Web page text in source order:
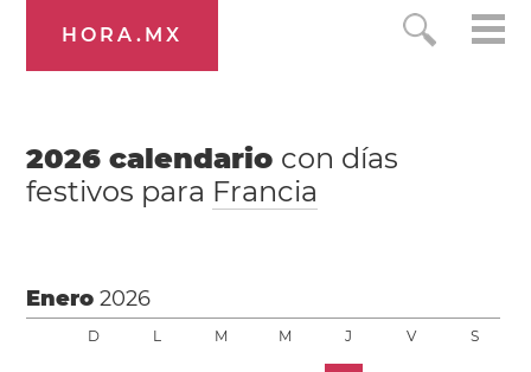
HORA.MX
2026 calendario con días
festivos para Francia
Enero2026
D L M M J V S